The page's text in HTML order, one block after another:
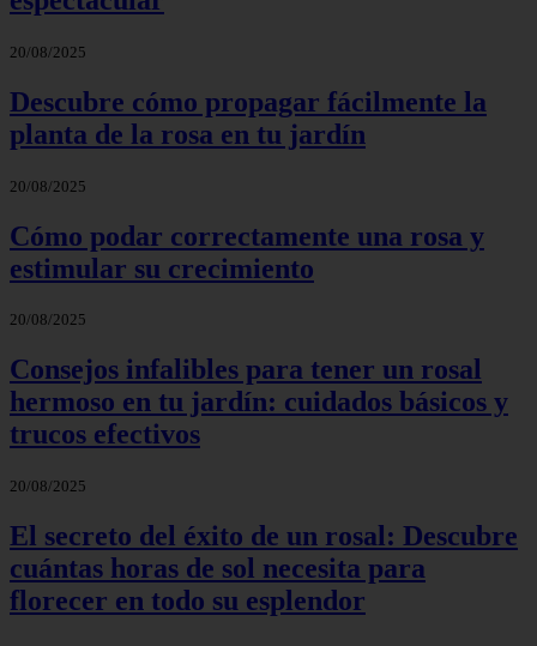
20/08/2025
Descubre cómo propagar fácilmente la
planta de la rosa en tu jardín
20/08/2025
Cómo podar correctamente una rosa y
estimular su crecimiento
20/08/2025
Consejos infalibles para tener un rosal
hermoso en tu jardín: cuidados básicos y
trucos efectivos
20/08/2025
El secreto del éxito de un rosal: Descubre
cuántas horas de sol necesita para
florecer en todo su esplendor